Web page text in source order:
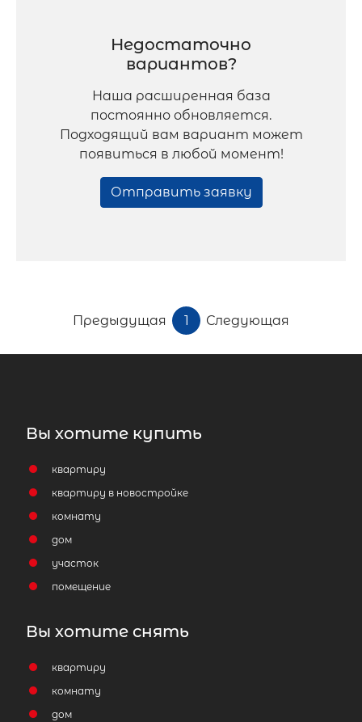
Недостаточно
вариантов?
Наша расширенная база
постоянно обновляется.
Подходящий вам вариант может
появиться в любой момент!
Отправить заявку
Предыдущая 1 Следующая
Вы хотите купить
квартиру
квартиру в новостройке
комнату
дом
участок
помещение
Вы хотите снять
квартиру
комнату
дом